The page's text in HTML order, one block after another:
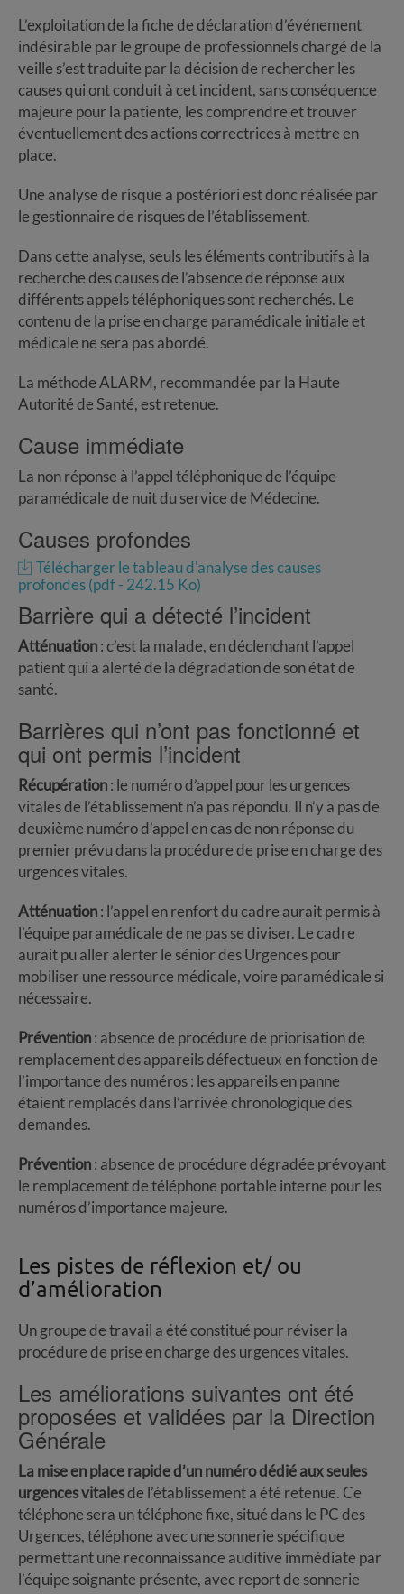
L’exploitation de la fiche de déclaration d’événement
indésirable par le groupe de professionnels chargé de la
veille s’est traduite par la décision de rechercher les
causes qui ont conduit à cet incident, sans conséquence
majeure pour la patiente, les comprendre et trouver
éventuellement des actions correctrices à mettre en
place.
Une analyse de risque a postériori est donc réalisée par
le gestionnaire de risques de l’établissement.
Dans cette analyse, seuls les éléments contributifs à la
recherche des causes de l’absence de réponse aux
différents appels téléphoniques sont recherchés. Le
contenu de la prise en charge paramédicale initiale et
médicale ne sera pas abordé.
La méthode ALARM, recommandée par la Haute
Autorité de Santé, est retenue.
Cause immédiate
La non réponse à l’appel téléphonique de l’équipe
paramédicale de nuit du service de Médecine.
Causes profondes
Télécharger le tableau d'analyse des causes
profondes (pdf - 242.15 Ko)
Barrière qui a détecté l’incident
Atténuation: c’est la malade, en déclenchant l’appel
patient qui a alerté de la dégradation de son état de
santé.
Barrières qui n’ont pas fonctionné et
qui ont permis l’incident
Récupération: le numéro d’appel pour les urgences
vitales de l’établissement n’a pas répondu. Il n’y a pas de
deuxième numéro d’appel en cas de non réponse du
premier prévu dans la procédure de prise en charge des
urgences vitales.
Atténuation: l’appel en renfort du cadre aurait permis à
l’équipe paramédicale de ne pas se diviser. Le cadre
aurait pu aller alerter le sénior des Urgences pour
mobiliser une ressource médicale, voire paramédicale si
nécessaire.
Prévention: absence de procédure de priorisation de
remplacement des appareils défectueux en fonction de
l’importance des numéros : les appareils en panne
étaient remplacés dans l’arrivée chronologique des
demandes.
Prévention: absence de procédure dégradée prévoyant
le remplacement de téléphone portable interne pour les
numéros d’importance majeure.
Les pistes de réflexion et/ ou
d’amélioration
Un groupe de travail a été constitué pour réviser la
procédure de prise en charge des urgences vitales.
Les améliorations suivantes ont été
proposées et validées par la Direction
Générale
La mise en place rapide d’un numéro dédié aux seules
urgences vitalesde l’établissement a été retenue. Ce
téléphone sera un téléphone fixe, situé dans le PC des
Urgences, téléphone avec une sonnerie spécifique
permettant une reconnaissance auditive immédiate par
l’équipe soignante présente, avec report de sonnerie